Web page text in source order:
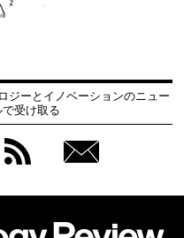
ジーとイノベーションのニュー
で受け取る